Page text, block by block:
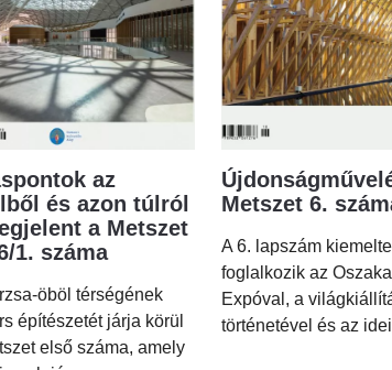
az
és azon túlról
a Metszet
1. száma
öböl térségének
építészetét járja körül
első száma, amely
Metszet 6.
A 6. lapszám
foglalkozik az
Expóval, a
történetével és az